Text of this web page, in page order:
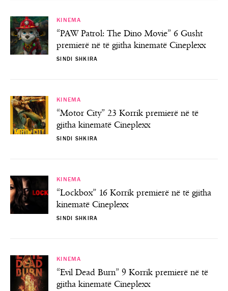
KINEMA
“PAW Patrol: The Dino Movie” 6 Gusht
premierë në të gjitha kinematë Cineplexx
SINDI SHKIRA
KINEMA
“Motor City” 23 Korrik premierë në të
gjitha kinematë Cineplexx
SINDI SHKIRA
KINEMA
“Lockbox” 16 Korrik premierë në të gjitha
kinematë Cineplexx
SINDI SHKIRA
KINEMA
“Evil Dead Burn” 9 Korrik premierë në të
gjitha kinematë Cineplexx